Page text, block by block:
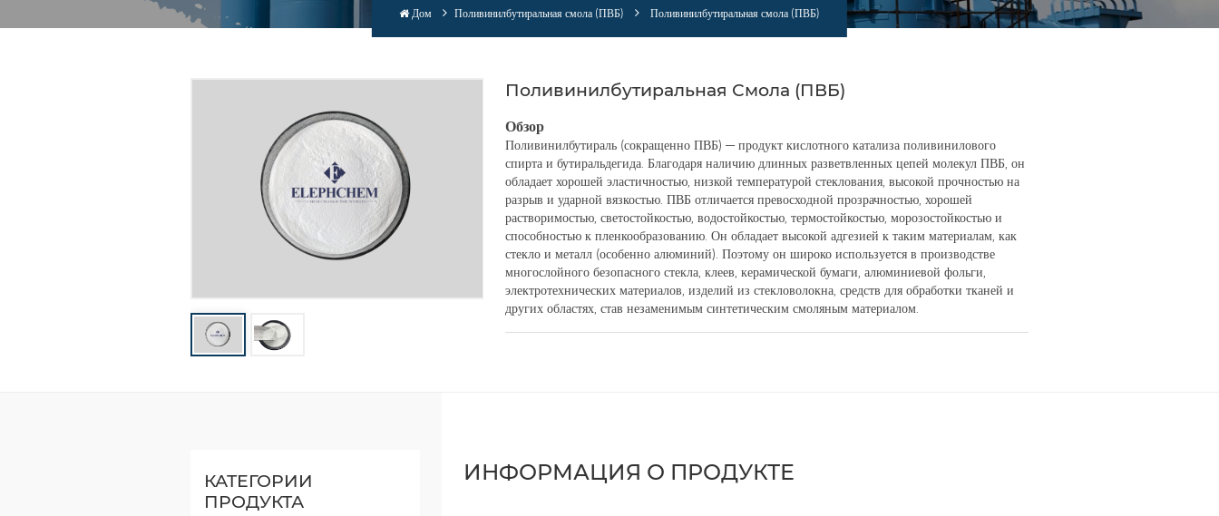
Дом Поливинилбутиральная смола (ПВБ) Поливинилбутиральная смола (ПВБ)
Поливинилбутиральная Смола (ПВБ)
Обзор
Поливинилбутираль (сокращенно ПВБ) — продукт кислотного катализа поливинилового
спирта и бутиральдегида. Благодаря наличию длинных разветвленных цепей молекул ПВБ, он
обладает хорошей эластичностью, низкой температурой стеклования, высокой прочностью на
разрыв и ударной вязкостью. ПВБ отличается превосходной прозрачностью, хорошей
растворимостью, светостойкостью, водостойкостью, термостойкостью, морозостойкостью и
способностью к пленкообразованию. Он обладает высокой адгезией к таким материалам, как
стекло и металл (особенно алюминий). Поэтому он широко используется в производстве
многослойного безопасного стекла, клеев, керамической бумаги, алюминиевой фольги,
электротехнических материалов, изделий из стекловолокна, средств для обработки тканей и
других областях, став незаменимым синтетическим смоляным материалом.
КАТЕГОРИИ
ПРОДУКТА
ИНФОРМАЦИЯ О ПРОДУКТЕ